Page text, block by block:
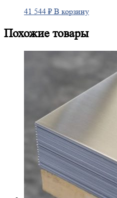
41 544 ₽ В корзину
Похожие товары